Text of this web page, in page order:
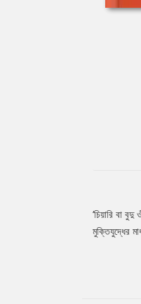
Tab
‘চিয়ারি বা
মুক্তিযুদ্ধের